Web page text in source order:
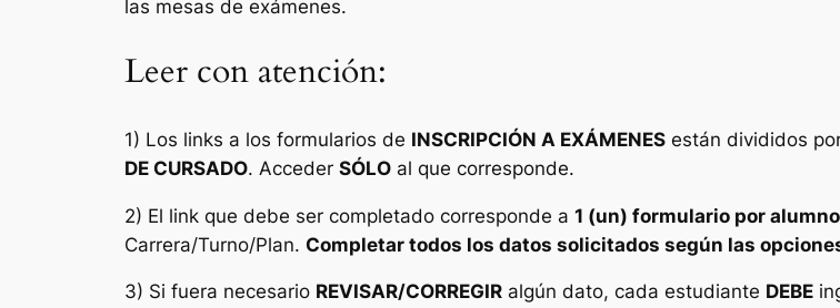
las mesas de exámenes.
Leer con atención:
1) Los links a los formularios de INSCRIPCIÓN A EXÁMENES están divididos
DE CURSADO. Acceder SÓLO al que corresponde.
2) El link que debe ser completado corresponde a 1 (un) formulario por alumno
Carrera/Turno/Plan. Completar todos los datos solicitados según las
3) Si fuera necesario REVISAR/CORREGIR algún dato, cada estudiante DEBE